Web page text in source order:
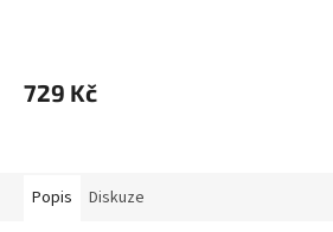
729 Kč
Popis Diskuze